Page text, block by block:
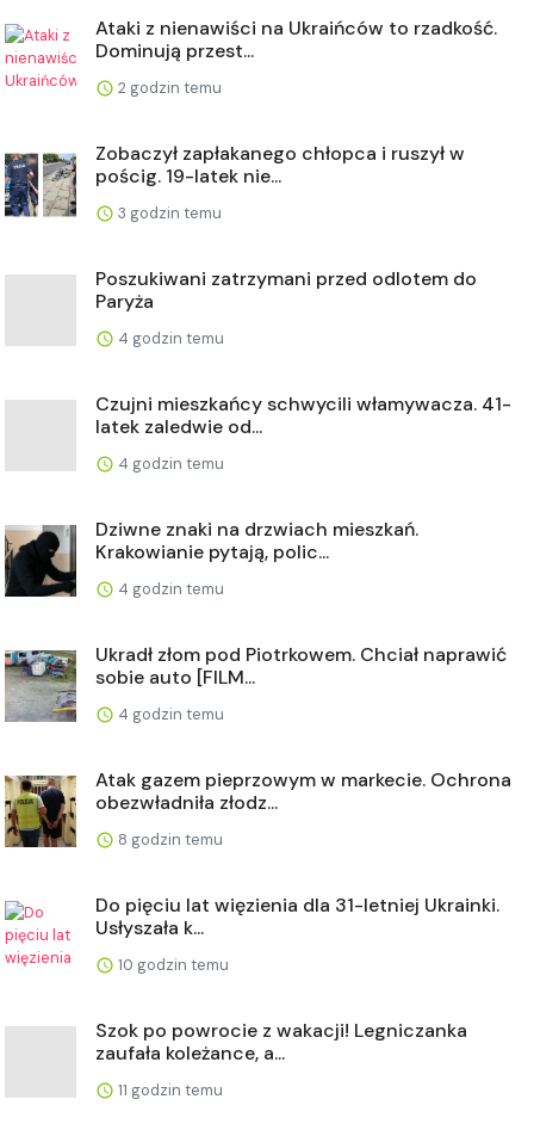
Ataki z nienawiści na Ukraińców to rzadkość.
Dominują przest...
2 godzin temu
Zobaczył zapłakanego chłopca i ruszył w
pościg. 19-latek nie...
3 godzin temu
Poszukiwani zatrzymani przed odlotem do
Paryża
4 godzin temu
Czujni mieszkańcy schwycili włamywacza. 41-
latek zaledwie od...
4 godzin temu
Dziwne znaki na drzwiach mieszkań.
Krakowianie pytają, polic...
4 godzin temu
Ukradł złom pod Piotrkowem. Chciał naprawić
sobie auto [FILM...
4 godzin temu
Atak gazem pieprzowym w markecie. Ochrona
obezwładniła złodz...
8 godzin temu
Do pięciu lat więzienia dla 31-letniej Ukrainki.
Usłyszała k...
10 godzin temu
Szok po powrocie z wakacji! Legniczanka
zaufała koleżance, a...
11 godzin temu